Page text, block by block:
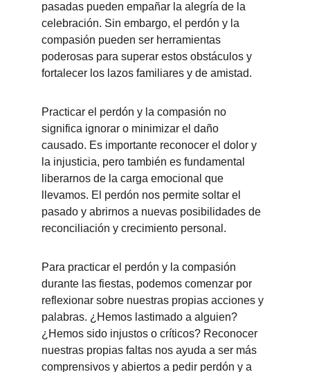
pasadas pueden empañar la alegría de la
celebración. Sin embargo, el perdón y la
compasión pueden ser herramientas
poderosas para superar estos obstáculos y
fortalecer los lazos familiares y de amistad.
Practicar el perdón y la compasión no
significa ignorar o minimizar el daño
causado. Es importante reconocer el dolor y
la injusticia, pero también es fundamental
liberarnos de la carga emocional que
llevamos. El perdón nos permite soltar el
pasado y abrirnos a nuevas posibilidades de
reconciliación y crecimiento personal.
Para practicar el perdón y la compasión
durante las fiestas, podemos comenzar por
reflexionar sobre nuestras propias acciones y
palabras. ¿Hemos lastimado a alguien?
¿Hemos sido injustos o críticos? Reconocer
nuestras propias faltas nos ayuda a ser más
comprensivos y abiertos a pedir perdón y a